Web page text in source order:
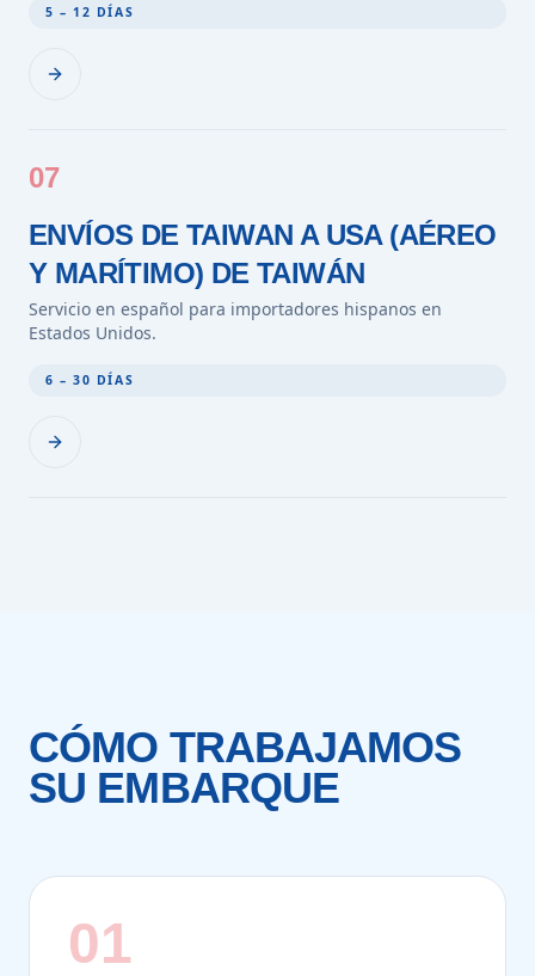
5 – 12 DÍAS
07
ENVÍOS DE TAIWAN A USA (AÉREO
Y MARÍTIMO) DE TAIWÁN
Servicio en español para importadores hispanos en
Estados Unidos.
6 – 30 DÍAS
CÓMO TRABAJAMOS
SU EMBARQUE
01